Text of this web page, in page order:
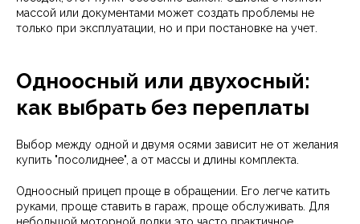
массой или документами может создать проблемы не
только при эксплуатации, но и при постановке на учет.
Одноосный или двухосный:
как выбрать без переплаты
Выбор между одной и двумя осями зависит не от желания
купить "посолиднее", а от массы и длины комплекта.
Одноосный прицеп проще в обращении. Его легче катить
руками, проще ставить в гараж, проще обслуживать. Для